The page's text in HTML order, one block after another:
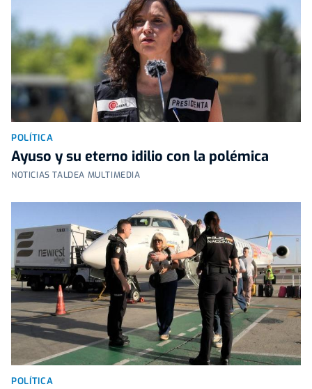
POLÍTICA
Ayuso y su eterno idilio con la polémica
NOTICIAS TALDEA MULTIMEDIA
POLÍTICA